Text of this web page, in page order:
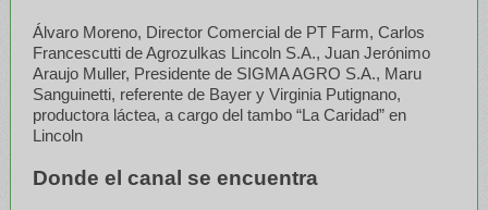
Álvaro Moreno, Director Comercial de PT Farm, Carlos
Francescutti de Agrozulkas Lincoln S.A., Juan Jerónimo
Araujo Muller, Presidente de SIGMA AGRO S.A., Maru
Sanguinetti, referente de Bayer y Virginia Putignano,
productora láctea, a cargo del tambo “La Caridad” en
Lincoln
Donde el canal se encuentra